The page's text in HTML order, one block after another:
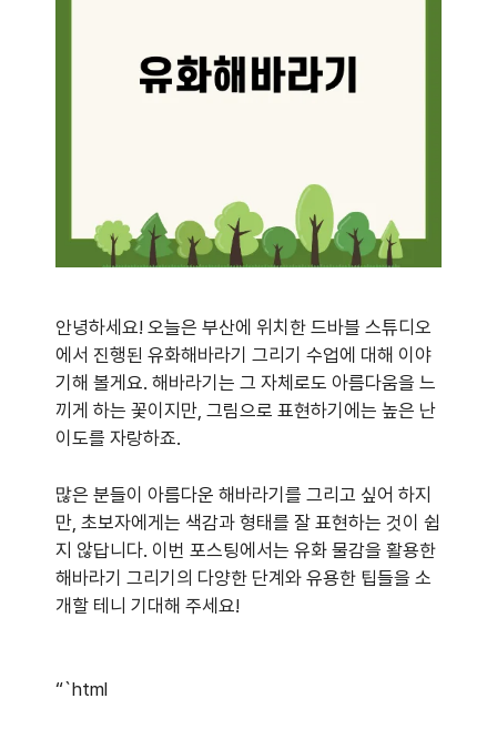
안녕하세요! 오늘은 부산에 위치한 드바블 스튜디오
에서 진행된 유화해바라기 그리기 수업에 대해 이야
기해 볼게요. 해바라기는 그 자체로도 아름다움을 느
끼게 하는 꽃이지만, 그림으로 표현하기에는 높은 난
이도를 자랑하죠.
많은 분들이 아름다운 해바라기를 그리고 싶어 하지
만, 초보자에게는 색감과 형태를 잘 표현하는 것이 쉽
지 않답니다. 이번 포스팅에서는 유화 물감을 활용한
해바라기 그리기의 다양한 단계와 유용한 팁들을 소
개할 테니 기대해 주세요!
“`html